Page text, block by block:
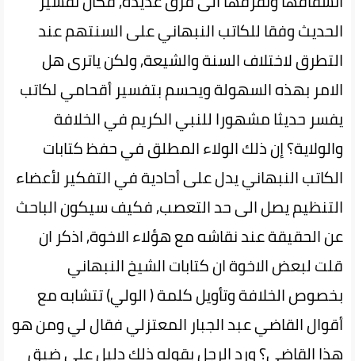
الحديث وفقا للكاتب النبهاني على السنتهم عند
التطرق لاختلاف السنة والشيعة, ولكن ياترى هل
الامر بهذه السهولة ويحسم بتفسير أقحامي لكاتب
يفسر حديثا مشهورا للنبي الكريم في الخلافة
والولاية؟ إن ذلك الولاء المطلق في حفظ كتابات
الكاتب النبهاني يدل على أحادية في التفكير لأعضاء
التنظيم يصل الى حد التعصب, فكيف سيكون الباحث
عن الحقيقة عند نقاشه مع هؤلاء الاخوة, اذكر ان
قلت لبعض الاخوة ان كتابات الشيخ النبهاني
بخصوص الخلافة وتأويل كلمة ( الولي) تتشابه مع
أقوال القاضي عبد الجبار المعتزلي فقال لي ومن هو
هذا القاضي؟ ورد الرجل بقوله ذلك دليل على ضيق